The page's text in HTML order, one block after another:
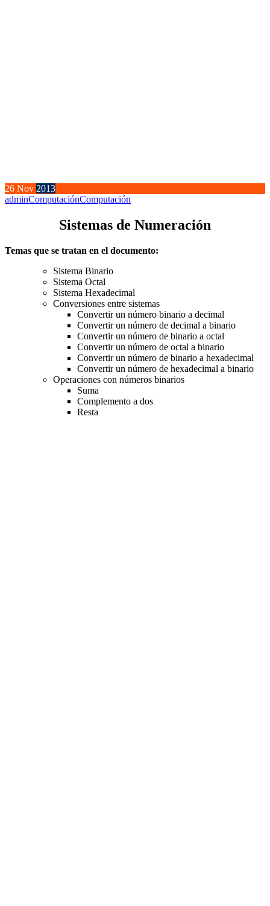
26 Nov 2013
adminComputaciónComputación
Sistemas de Numeración
Temas que se tratan en el documento:
Sistema Binario
Sistema Octal
Sistema Hexadecimal
Conversiones entre sistemas
Convertir un número binario a decimal
Convertir un número de decimal a binario
Convertir un número de binario a octal
Convertir un número de octal a binario
Convertir un número de binario a hexadecimal
Convertir un número de hexadecimal a binario
Operaciones con números binarios
Suma
Complemento a dos
Resta